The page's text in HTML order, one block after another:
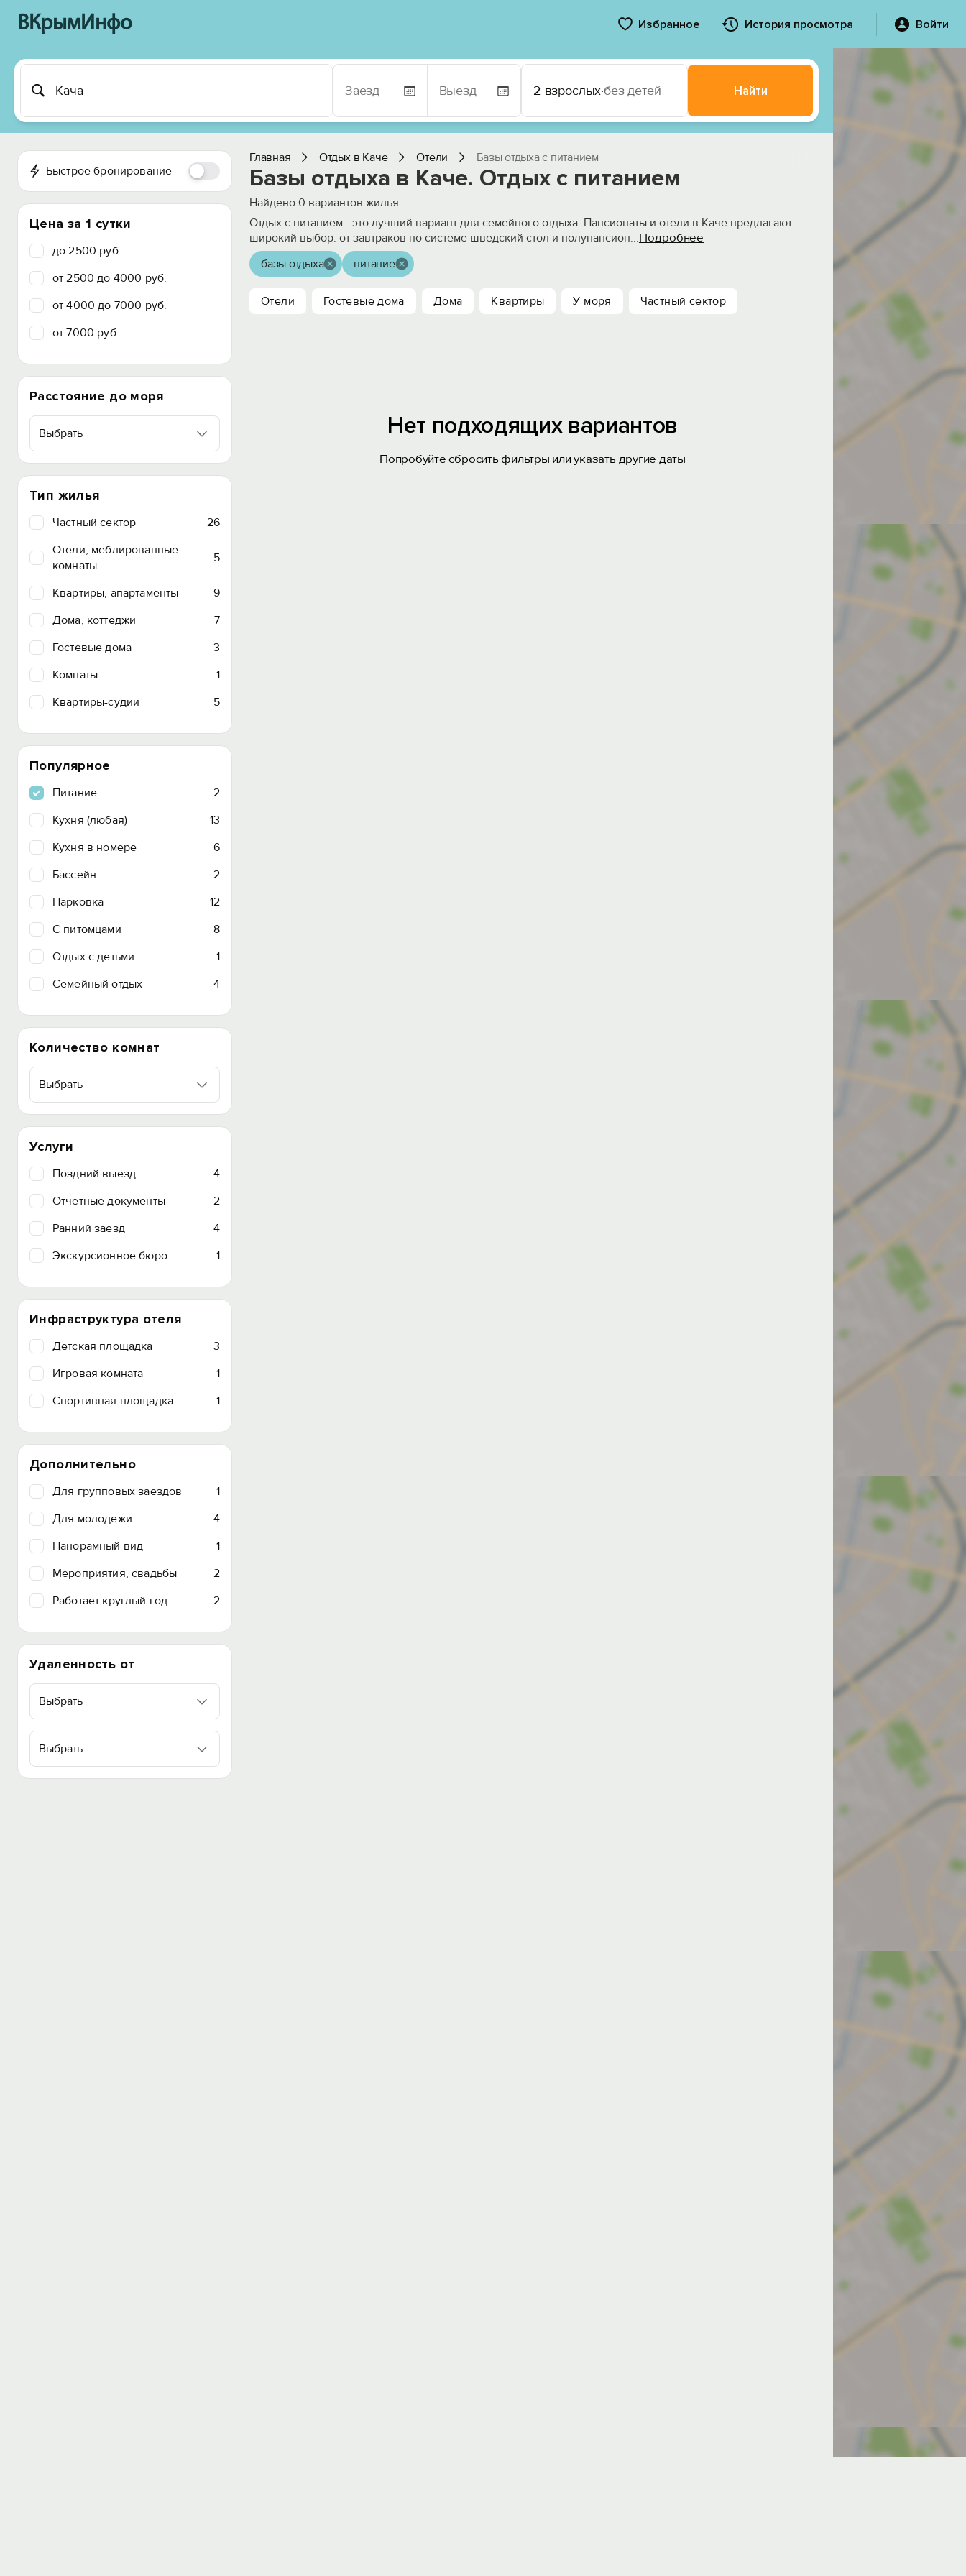
ВКрымИнфо Избранное История просмотра Войти
2 взрослых·без детей Найти
Быстрое бронирование
Цена за 1 сутки
до 2500 руб.
от 2500 до 4000 руб.
от 4000 до 7000 руб.
от 7000 руб.
Расстояние до моря
Выбрать
Тип жилья
Частный сектор
26
Отели, меблированные
комнаты
5
Квартиры, апартаменты
9
Дома, коттеджи
7
Гостевые дома
3
Комнаты
1
Квартиры-судии
5
Популярное
Питание
2
Кухня (любая)
13
Кухня в номере
6
Бассейн
2
Парковка
12
C питомцами
8
Отдых с детьми
1
Семейный отдых
4
Количество комнат
Выбрать
Услуги
Поздний выезд
4
Отчетные документы
2
Ранний заезд
4
Экскурсионное бюро
1
Инфраструктура отеля
Детская площадка
3
Игровая комната
1
Спортивная площадка
1
Дополнительно
Для групповых заездов
1
Для молодежи
4
Панорамный вид
1
Мероприятия, свадьбы
2
Работает круглый год
2
Удаленность от
Выбрать
Выбрать
Главная Отдых в Каче Отели Базы отдыха с питанием
Базы отдыха в Каче. Отдых с питанием
Найдено 0 вариантов жилья
Отдых с питанием - это лучший вариант для семейного отдыха. Пансионаты и отели в Каче предлагают
широкий выбор: от завтраков по системе шведский стол и полупансион...Подробнее
базы отдыха питание
Отели Гостевые дома Дома Квартиры У моря Частный сектор
Нет подходящих вариантов
Попробуйте сбросить фильтры или указать другие даты